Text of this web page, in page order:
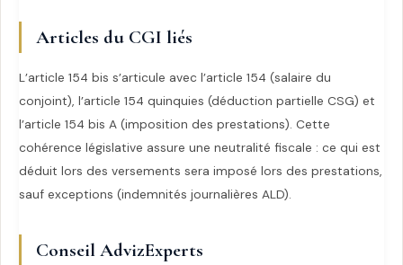
Articles du CGI liés
L’article 154 bis s’articule avec l’article 154 (salaire du
conjoint), l’article 154 quinquies (déduction partielle CSG) et
l’article 154 bis A (imposition des prestations). Cette
cohérence législative assure une neutralité fiscale : ce qui est
déduit lors des versements sera imposé lors des prestations,
sauf exceptions (indemnités journalières ALD).
Conseil AdvizExperts